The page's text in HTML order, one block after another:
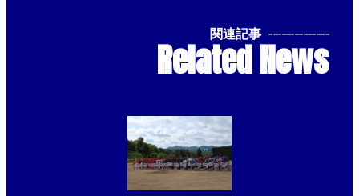
関連記事 --------------
Related News